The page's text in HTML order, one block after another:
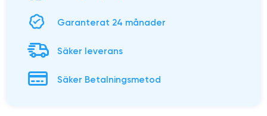
Garanterat 24 månader
Säker leverans
Säker Betalningsmetod